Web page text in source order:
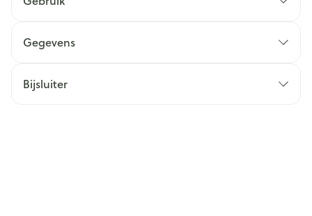
Gegevens
Bijsluiter